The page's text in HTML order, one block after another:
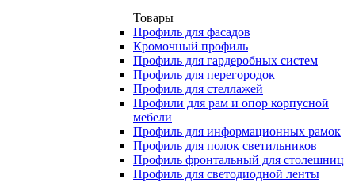
Товары
Профиль для фасадов
Кромочный профиль
Профиль для гардеробных систем
Профиль для перегородок
Профиль для стеллажей
Профили для рам и опор корпусной
мебели
Профиль для информационных рамок
Профиль для полок светильников
Профиль фронтальный для столешниц
Профиль для светодиодной ленты